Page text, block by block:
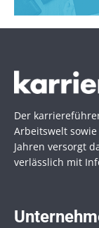
Der
Arbeitswelt
Jahren versorgt
verlässlich mit